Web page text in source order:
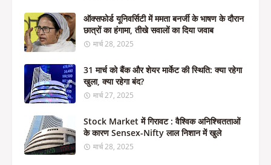
ऑक्सफोर्ड यूनिवर्सिटी में ममता बनर्जी के भाषण के दौरान
छात्रों का हंगामा, तीखे सवालों का दिया जवाब
मार्च 28, 2025
31 मार्च को बैंक और शेयर मार्केट की स्थिति: क्या रहेगा
खुला, क्या रहेगा बंद?
मार्च 27, 2025
Stock Market में गिरावट : वैश्विक अनिश्चितताओं
के कारण Sensex-Nifty लाल निशान में खुले
मार्च 28, 2025